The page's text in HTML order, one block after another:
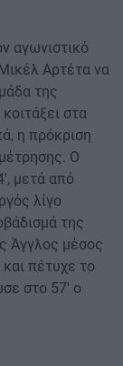
αγωνιστικό
Αρτέτα να
της
στα
η πρόκριση
Ο
μετά από
λίγο
της
Άγγλος μέσος
πέτυχε το
στο 57′ ο